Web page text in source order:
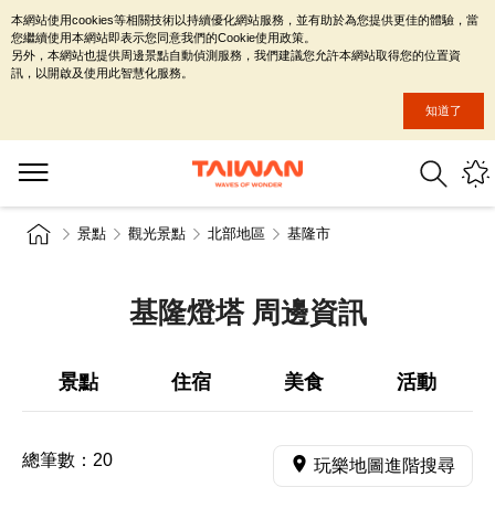
景點 觀光景點 北部地區 基隆市
基隆燈塔 周邊資訊
景點 住宿 美食 活動
總筆數： 20 玩樂地圖進階搜尋
本網站使用cookies等相關技術以持續優化網站服務，並有助於為您提供更佳的體驗，當
您繼續使用本網站即表示您同意我們的Cookie使用政策。
另外，本網站也提供周邊景點自動偵測服務，我們建議您允許本網站取得您的位置資
訊，以開啟及使用此智慧化服務。
知道了